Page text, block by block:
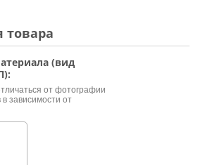
товара
(вид
от фотографии
в зависимости от